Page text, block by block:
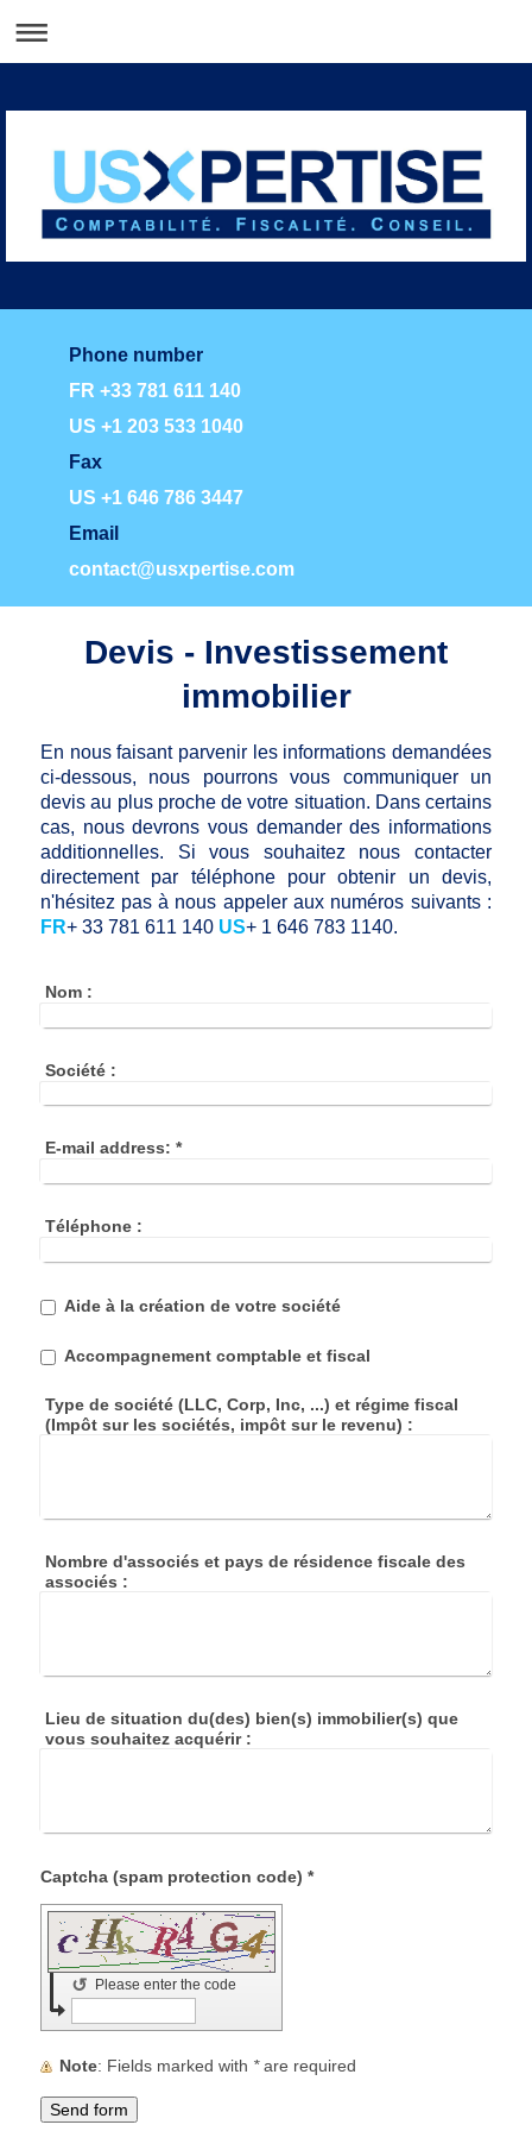
Phone number
FR +33 781 611 140
US +1 203 533 1040
Fax
US +1 646 786 3447
Email
contact@usxpertise.com
Devis - Investissement
immobilier
En nous faisant parvenir les informations demandées
ci-dessous, nous pourrons vous communiquer un
devis au plus proche de votre situation. Dans certains
cas, nous devrons vous demander des informations
additionnelles. Si vous souhaitez nous contacter
directement par téléphone pour obtenir un devis,
n'hésitez pas à nous appeler aux numéros suivants :
FR+ 33 781 611 140 US+ 1 646 783 1140.
Nom :
Société :
E-mail address: *
Téléphone :
Aide à la création de votre société
Accompagnement comptable et fiscal
Type de société (LLC, Corp, Inc, ...) et régime fiscal
(Impôt sur les sociétés, impôt sur le revenu) :
Nombre d'associés et pays de résidence fiscale des
associés :
Lieu de situation du(des) bien(s) immobilier(s) que
vous souhaitez acquérir :
Captcha (spam protection code) *
Please enter the code
↺
Note : Fields marked with *are required